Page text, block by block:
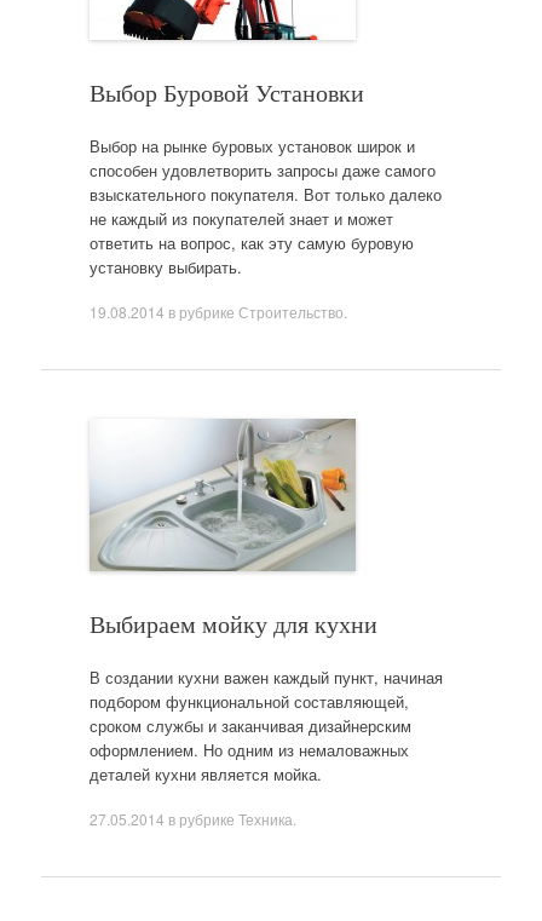
Выбор Буровой Установки
Выбор на рынке буровых установок широк и
способен удовлетворить запросы даже самого
взыскательного покупателя. Вот только далеко
не каждый из покупателей знает и может
ответить на вопрос, как эту самую буровую
установку выбирать.
19.08.2014 в рубрике Строительство
Выбираем мойку для кухни
В создании кухни важен каждый пункт, начиная
подбором функциональной составляющей,
сроком службы и заканчивая дизайнерским
оформлением. Но одним из немаловажных
деталей кухни является мойка.
27.05.2014 в рубрике Техника